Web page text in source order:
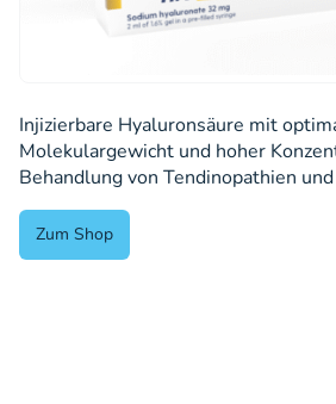
Injizierbare Hyaluronsäure mit
Molekulargewicht und hoher
Behandlung von Tendinopathien
Zum Shop